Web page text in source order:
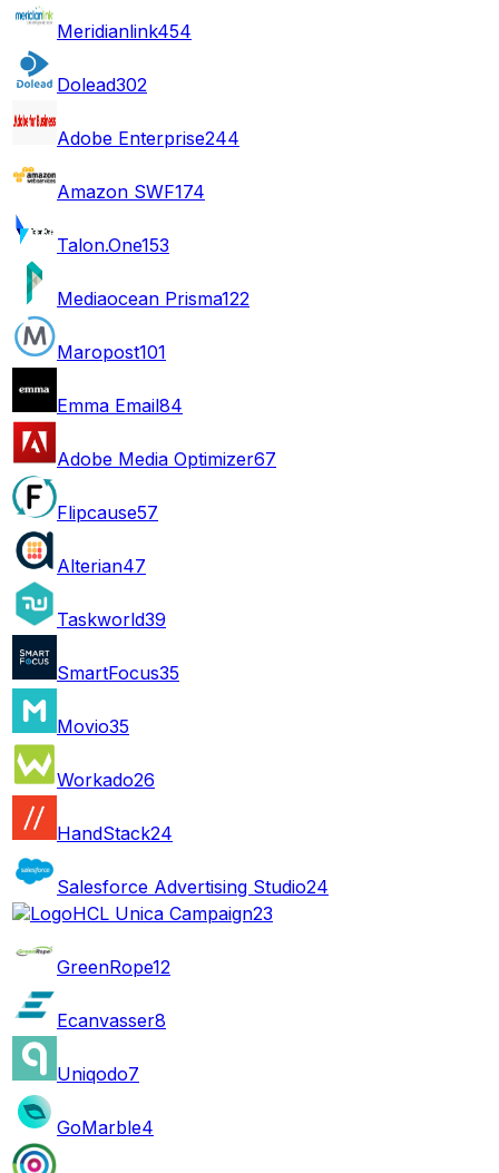
Meridianlink454
Dolead302
Adobe Enterprise244
Amazon SWF174
Talon.One153
Mediaocean Prisma122
Maropost101
Emma Email84
Adobe Media Optimizer67
Flipcause57
Alterian47
Taskworld39
SmartFocus35
Movio35
Workado26
HandStack24
Salesforce Advertising Studio24
HCL Unica Campaign23
GreenRope12
Ecanvasser8
Uniqodo7
GoMarble4